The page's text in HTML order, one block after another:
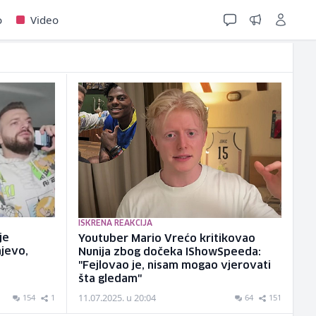
Video
154 1
ISKRENA REAKCIJA
Youtuber Mario Vrećo kritikovao
Nunija zbog dočeka IShowSpeeda:
"Fejlovao je, nisam mogao vjerovati
šta gledam"
11.07.2025. u 20:04 64 151